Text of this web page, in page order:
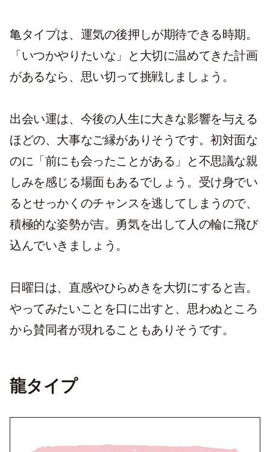
亀タイプは、運気の後押しが期待できる時期。
「いつかやりたいな」と大切に温めてきた計画
があるなら、思い切って挑戦しましょう。
出会い運は、今後の人生に大きな影響を与える
ほどの、大事なご縁がありそうです。初対面な
のに「前にも会ったことがある」と不思議な親
しみを感じる場面もあるでしょう。受け身でい
るとせっかくのチャンスを逃してしまうので、
積極的な姿勢が吉。勇気を出して人の輪に飛び
込んでいきましょう。
日曜日は、直感やひらめきを大切にすると吉。
やってみたいことを口に出すと、思わぬところ
から賛同者が現れることもありそうです。
龍タイプ